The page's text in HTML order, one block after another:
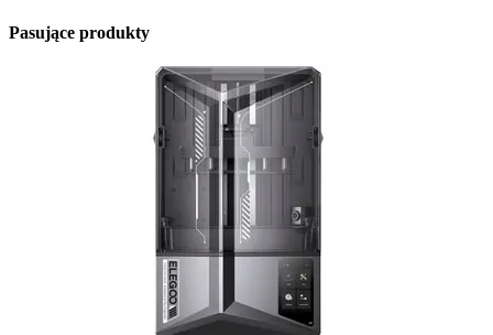
Pasujące produkty